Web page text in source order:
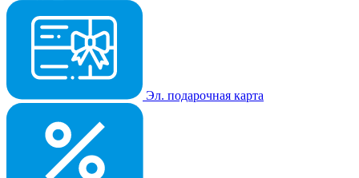
Эл. подарочная карта